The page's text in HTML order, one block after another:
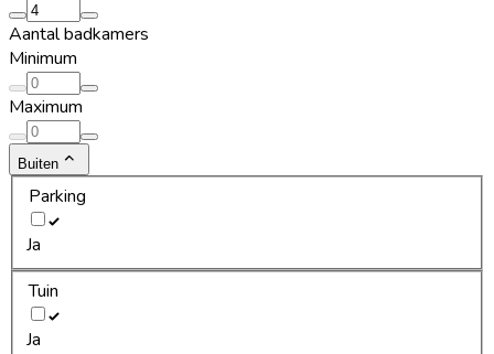
Aantal badkamers
Minimum
Maximum
Buiten
Parking
Ja
Tuin
Ja